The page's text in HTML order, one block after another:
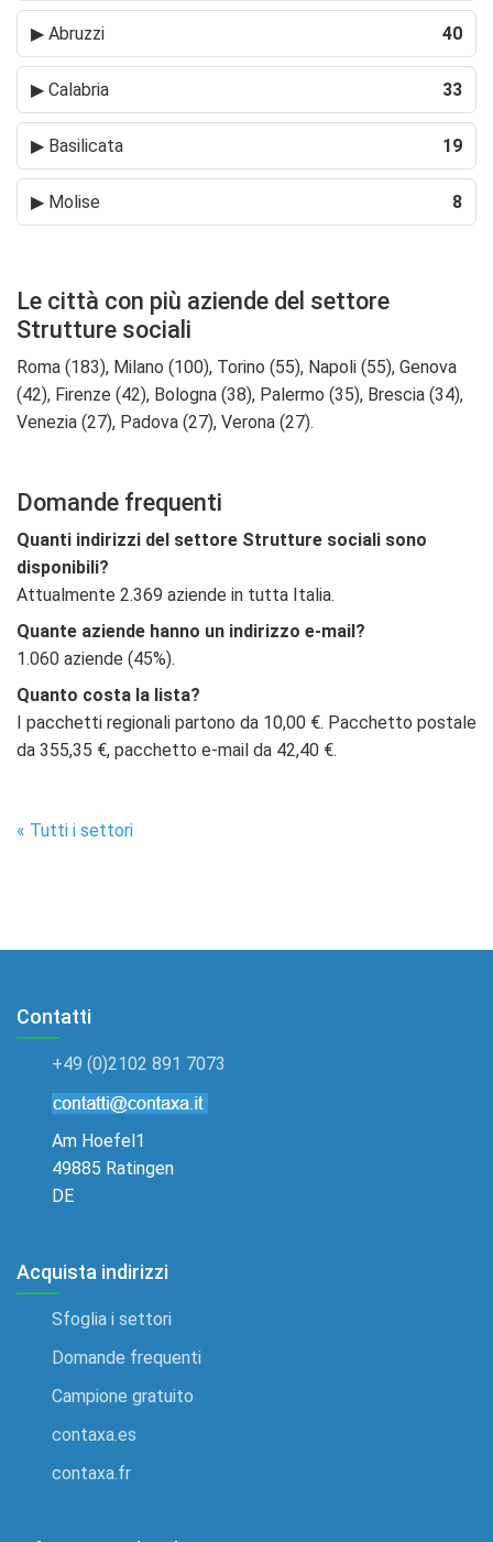
▶ Abruzzi 40
▶ Calabria 33
▶ Basilicata 19
▶ Molise 8
Le città con più aziende del settore
Strutture sociali
Roma (183), Milano (100), Torino (55), Napoli (55), Genova
(42), Firenze (42), Bologna (38), Palermo (35), Brescia (34),
Venezia (27), Padova (27), Verona (27).
Domande frequenti
Quanti indirizzi del settore Strutture sociali sono
disponibili?
Attualmente 2.369 aziende in tutta Italia.
Quante aziende hanno un indirizzo e-mail?
1.060 aziende (45%).
Quanto costa la lista?
I pacchetti regionali partono da 10,00 €. Pacchetto postale
da 355,35 €, pacchetto e-mail da 42,40 €.
« Tutti i settori
Contatti
+49 (0)2102 891 7073
Am Hoefel1
49885 Ratingen
DE
Acquista indirizzi
Sfoglia i settori
Domande frequenti
Campione gratuito
contaxa.es
contaxa.fr